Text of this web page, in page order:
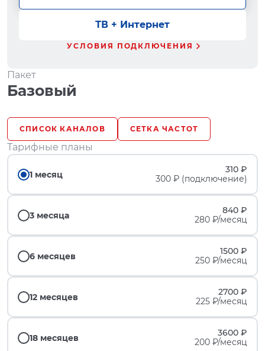
ТВ + Интернет
УСЛОВИЯ ПОДКЛЮЧЕНИЯ
Пакет
Базовый
СПИСОК КАНАЛОВ СЕТКА ЧАСТОТ
Тарифные планы
1 месяц
310 ₽
300 ₽ (подключение)
3 месяца
840 ₽
280 ₽/месяц
6 месяцев
1500 ₽
250 ₽/месяц
12 месяцев
2700 ₽
225 ₽/месяц
18 месяцев
3600 ₽
200 ₽/месяц